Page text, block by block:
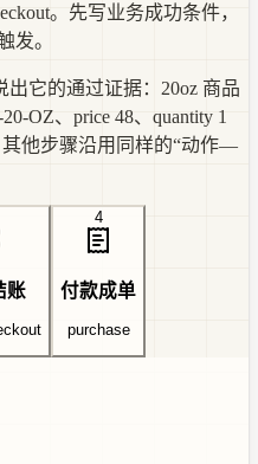
。先写业务成功条件，
发。
出它的通过证据：20oz 商品
OZ、price 48、quantity 1
他步骤沿用同样的“动作—
账
4
付款成单
purchase